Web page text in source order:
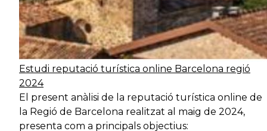
Estudi reputació turística online Barcelona regió
2024
El present anàlisi de la reputació turística online de
la Regió de Barcelona realitzat al maig de 2024,
presenta com a principals objectius: